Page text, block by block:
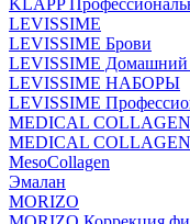
KLAPP
LEVISSIME
LEVISSIME Брови
LEVISSIME Домашний
LEVISSIME НАБОРЫ
LEVISSIME
MEDICAL
MEDICAL
MesoCollagen
Эмалан
MORIZO